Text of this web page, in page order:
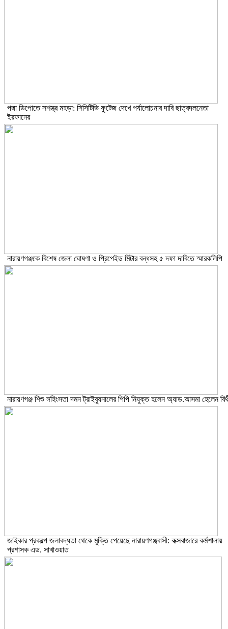
পদ্মা ডিপোতে সশস্ত্র মহড়া: সিসিটিভি ফুটেজ দেখে পর্যালোচনার দাবি ছাত্রদলনেতা
ইরফানের
নারায়ণগঞ্জকে বিশেষ জেলা ঘোষণা ও প্রিপেইড মিটার বন্ধসহ ৫ দফা দাবিতে স্মারকলিপি
নারায়ণগঞ্জ শিশু সহিংসতা দমন ট্রাইব্যুনালের পিপি নিযুক্ত হলেন অ্যাড.আসমা হেলেন
জাইকার প্রকল্পে জলাবদ্ধতা থেকে মুক্তি পেয়েছে নারায়ণগঞ্জবাসী: কক্সবাজারে কর্মশালায়
প্রশাসক এড. সাখাওয়াত